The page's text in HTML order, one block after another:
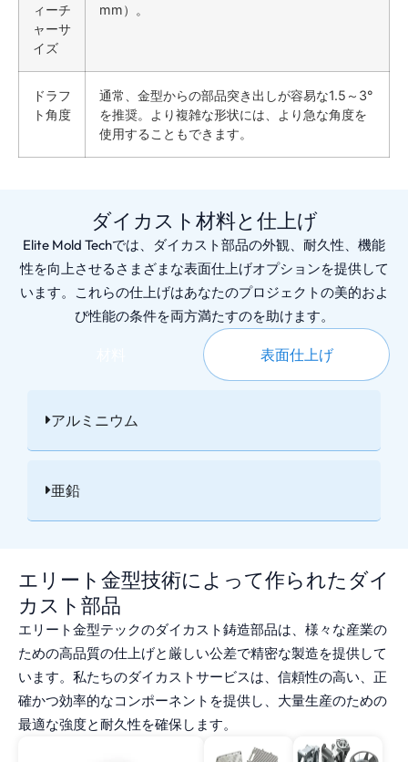
ィーチ
ャーサ
イズ
mm）。
ドラフ
ト角度
通常、金型からの部品突き出しが容易な1.5～3°
を推奨。より複雑な形状には、より急な角度を
使用することもできます。
ダイカスト材料と仕上げ
Elite Mold Techでは、ダイカスト部品の外観、耐久性、機能
性を向上させるさまざまな表面仕上げオプションを提供して
います。これらの仕上げはあなたのプロジェクトの美的およ
び性能の条件を両方満たすのを助けます。
表面仕上げ
アルミニウム
亜鉛
エリート金型技術によって作られたダイ
カスト部品
エリート金型テックのダイカスト鋳造部品は、様々な産業の
ための高品質の仕上げと厳しい公差で精密な製造を提供して
います。私たちのダイカストサービスは、信頼性の高い、正
確かつ効率的なコンポーネントを提供し、大量生産のための
最適な強度と耐久性を確保します。